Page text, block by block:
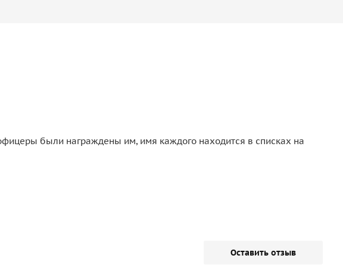
были награждены им, имя каждого находится в списках на
Оставить отзыв